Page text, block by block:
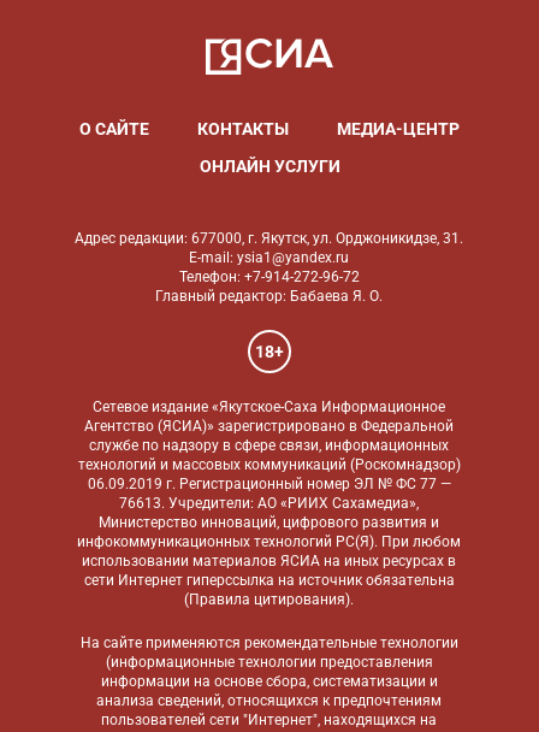
О САЙТЕ КОНТАКТЫ
МЕДИА-ЦЕНТР
ОНЛАЙН УСЛУГИ
Адрес редакции: 677000, г. Якутск, ул. Орджоникидзе, 31.
E-mail: ysia1@yandex.ru
Телефон: +7-914-272-96-72
Главный редактор: Бабаева Я. О.
18+
Сетевое издание «Якутское-Саха Информационное
Агентство (ЯСИА)» зарегистрировано в Федеральной
службе по надзору в сфере связи, информационных
технологий и массовых коммуникаций (Роскомнадзор)
06.09.2019 г. Регистрационный номер ЭЛ № ФС 77 —
76613. Учредители: АО «РИИХ Сахамедиа»,
Министерство инноваций, цифрового развития и
инфокоммуникационных технологий РС(Я). При любом
использовании материалов ЯСИА на иных ресурсах в
сети Интернет гиперссылка на источник обязательна
(Правила цитирования).
На сайте применяются рекомендательные технологии
(информационные технологии предоставления
информации на основе сбора, систематизации и
анализа сведений, относящихся к предпочтениям
пользователей сети "Интернет", находящихся на